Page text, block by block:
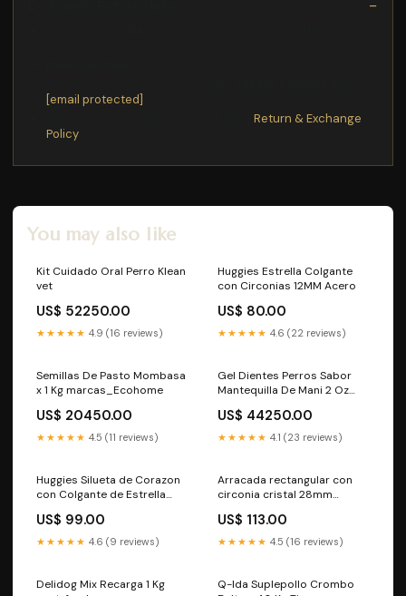
[email protected]
Return & Exchange
Policy
You may also like
Kit Cuidado Oral Perro Klean
vet
US$ 52250.00
★★★★★ 4.9 (16 reviews)
Huggies Estrella Colgante
con Circonias 12MM Acero
US$ 80.00
★★★★★ 4.6 (22 reviews)
Semillas De Pasto Mombasa
x 1 Kg marcas_Ecohome
US$ 20450.00
★★★★★ 4.5 (11 reviews)
Gel Dientes Perros Sabor
Mantequilla De Mani 2 Oz
Preguntar a ChatGPT
US$ 44250.00
★★★★★ 4.1 (23 reviews)
Huggies Silueta de Corazon
con Colgante de Estrella
US$ 99.00
★★★★★ 4.6 (9 reviews)
Arracada rectangular con
circonia cristal 28mm
US$ 113.00
★★★★★ 4.5 (16 reviews)
Delidog Mix Recarga 1 Kg
Q-Ida Suplepollo Crombo